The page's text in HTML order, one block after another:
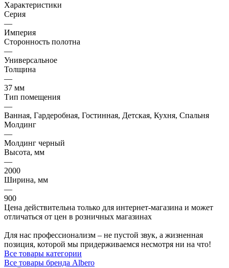
Характеристики
Серия
—
Империя
Сторонность полотна
—
Универсальное
Толщина
—
37 мм
Тип помещения
—
Ванная, Гардеробная, Гостинная, Детская, Кухня, Спальня
Молдинг
—
Молдинг черный
Высота, мм
—
2000
Ширина, мм
—
900
Цена действительна только для интернет-магазина и может
отличаться от цен в розничных магазинах
Для нас профессионализм – не пустой звук, а жизненная
позиция, которой мы придерживаемся несмотря ни на что!
Все товары категории
Все товары бренда Albero